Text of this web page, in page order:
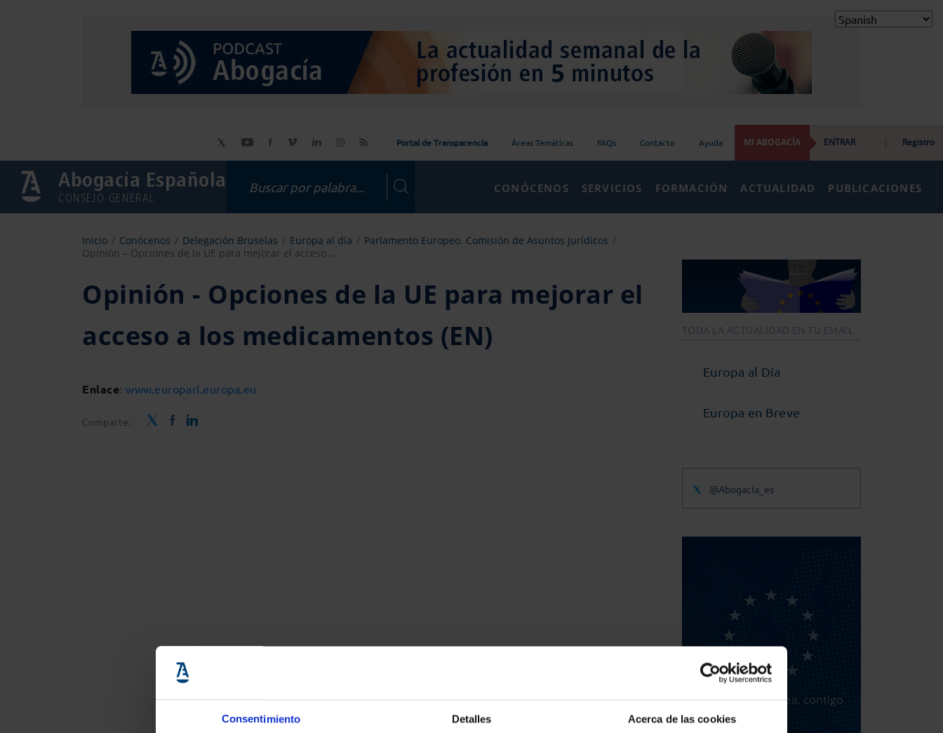
Consentimiento Detalles Acerca de las cookies
Portal de Transparencia Áreas Temáticas FAQs Contacto Ayuda MI ABOGACÍA ENTRAR | Registro
Abogacía Española
CONSEJO GENERAL
CONÓCENOS SERVICIOS FORMACIÓN ACTUALIDAD PUBLICACIONES
Inicio Conócenos Delegación Bruselas Europa al día
Parlamento Europeo. Comisión de Asuntos Jurídicos
Opinión – Opciones de la UE para mejorar el acceso ...
Opinión - Opciones de la UE para mejorar el
acceso a los medicamentos (EN)
Enlace:www.europarl.europa.eu
Comparte:
TODA LA ACTUALIDAD EN TU EMAIL
Europa al Día
Europa en Breve
@Abogacia_es